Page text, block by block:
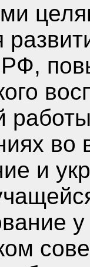
РФ,
во
и
у